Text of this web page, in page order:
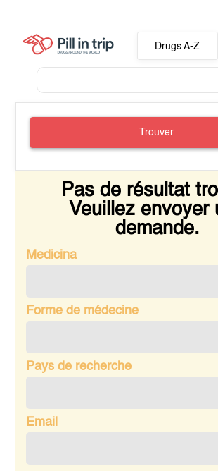
Drugs A-Z
Trouver
Pas de résultat
Veuillez envoyer
demande.
Medicina
Forme de médecine
Pays de recherche
Email